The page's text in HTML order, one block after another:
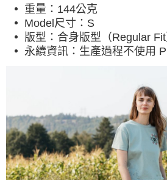
重量：144公克
Model尺寸：S
版型： 合身版型（Regular Fit
永續資訊： 生產過程不使用